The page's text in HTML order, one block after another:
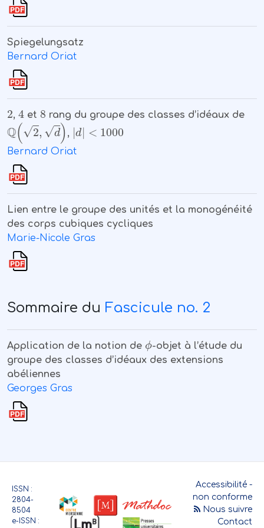
Spiegelungsatz
Bernard Oriat
2, 4et 8 rang du groupe des classes d’idéaux de
ℚ (2 d) , | d <1000
Bernard Oriat
Lien entre le groupe des unités et la monogénéité
des corps cubiques cycliques
Marie-Nicole Gras
Sommaire du Fascicule no. 2
Application de la notion de ϕ-objet à l’étude du
groupe des classes d’idéaux des extensions
abéliennes
Georges Gras
ISSN :
2804-
8504
e-ISSN :
Accessibilité -
non conforme
Nous suivre
Contact